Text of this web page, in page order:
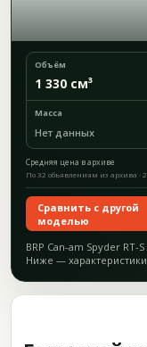
Объём
1 330 см³
Масса
Нет данных
Средняя цена в архиве
По 32 объявлениям из архива ·
Сравнить с другой
моделью
BRP Can-am Spyder RT-
Ниже —